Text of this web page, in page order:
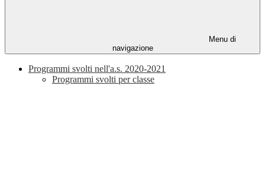
Menu di
navigazione
Programmi svolti nell'a.s. 2020-2021
Programmi svolti per classe